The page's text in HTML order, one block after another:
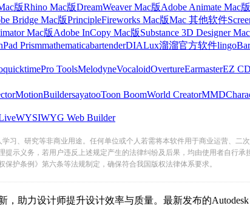
版Rhino Mac版DreamWeaver Mac版Adobe Animate Mac版
Bridge Mac版PrincipleFireworks Mac版Mac 其他软件
Mac版Adobe InCopy Mac版Substance 3D Designer
PrismmathematicabartenderDIALux溜溜官方软件lingo
quicktimePro ToolsMelodyneVocaloidOvertureEarmasterEZ
MotionBuildersayatooToon BoomWorld CreatorMMD
WYSIWYG Web Builder
习、研究等非商业用途。任何单位或个人若需将本软件用于商业运营、二
示义务，若用户违反上述规定产生的法律纠纷及后果，均由使用者自行
护条例》第六条等法规制定，确保符合我国版权法律体系要求。
力设计师提升设计效率与质量。最新发布的Autodesk